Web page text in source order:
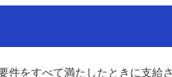
をすべて満たしたときに支給さ